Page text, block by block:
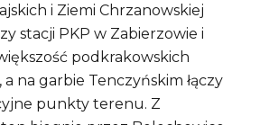
i Ziemi Chrzanowskiej
stacji PKP w Zabierzowie i
podkrakowskich
na garbie Tenczyńskim łączy
punkty terenu. Z